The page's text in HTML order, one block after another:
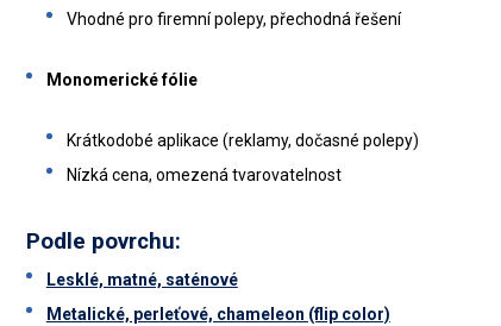
Vhodné pro firemní polepy, přechodná řešení
Monomerické fólie
Krátkodobé aplikace (reklamy, dočasné polepy)
Nízká cena, omezená tvarovatelnost
Podle povrchu:
Lesklé, matné, saténové
Metalické, perleťové, chameleon (flip color)